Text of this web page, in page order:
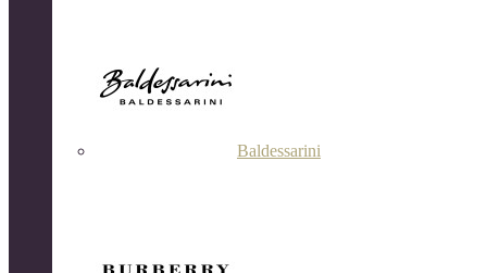
Baldessarini